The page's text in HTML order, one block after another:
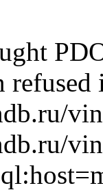
refused